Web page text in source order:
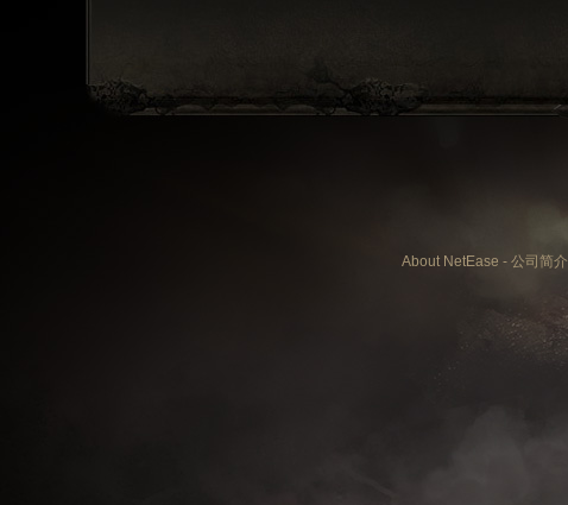
About NetEase - 公司简介